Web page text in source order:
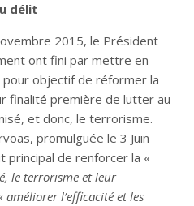
délit
2015, le Président
ont fini par mettre en
objectif de réformer la
finalité première de lutter au
et donc, le terrorisme.
promulguée le 3 Juin
principal de renforcer la «
le terrorisme et leur
améliorer l’efficacité et les